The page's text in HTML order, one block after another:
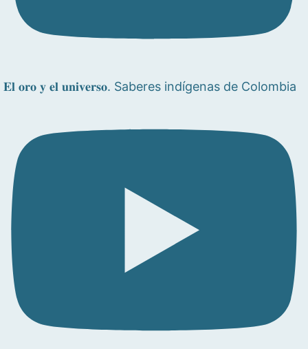
𝐄𝐥 𝐨𝐫𝐨 𝐲 𝐞𝐥 𝐮𝐧𝐢𝐯𝐞𝐫𝐬𝐨. Saberes indígenas de Colombia